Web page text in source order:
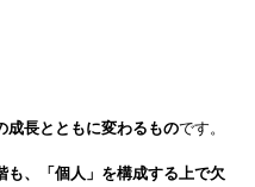
成長とともに変わるものです。
も、「個人」を構成する上で欠